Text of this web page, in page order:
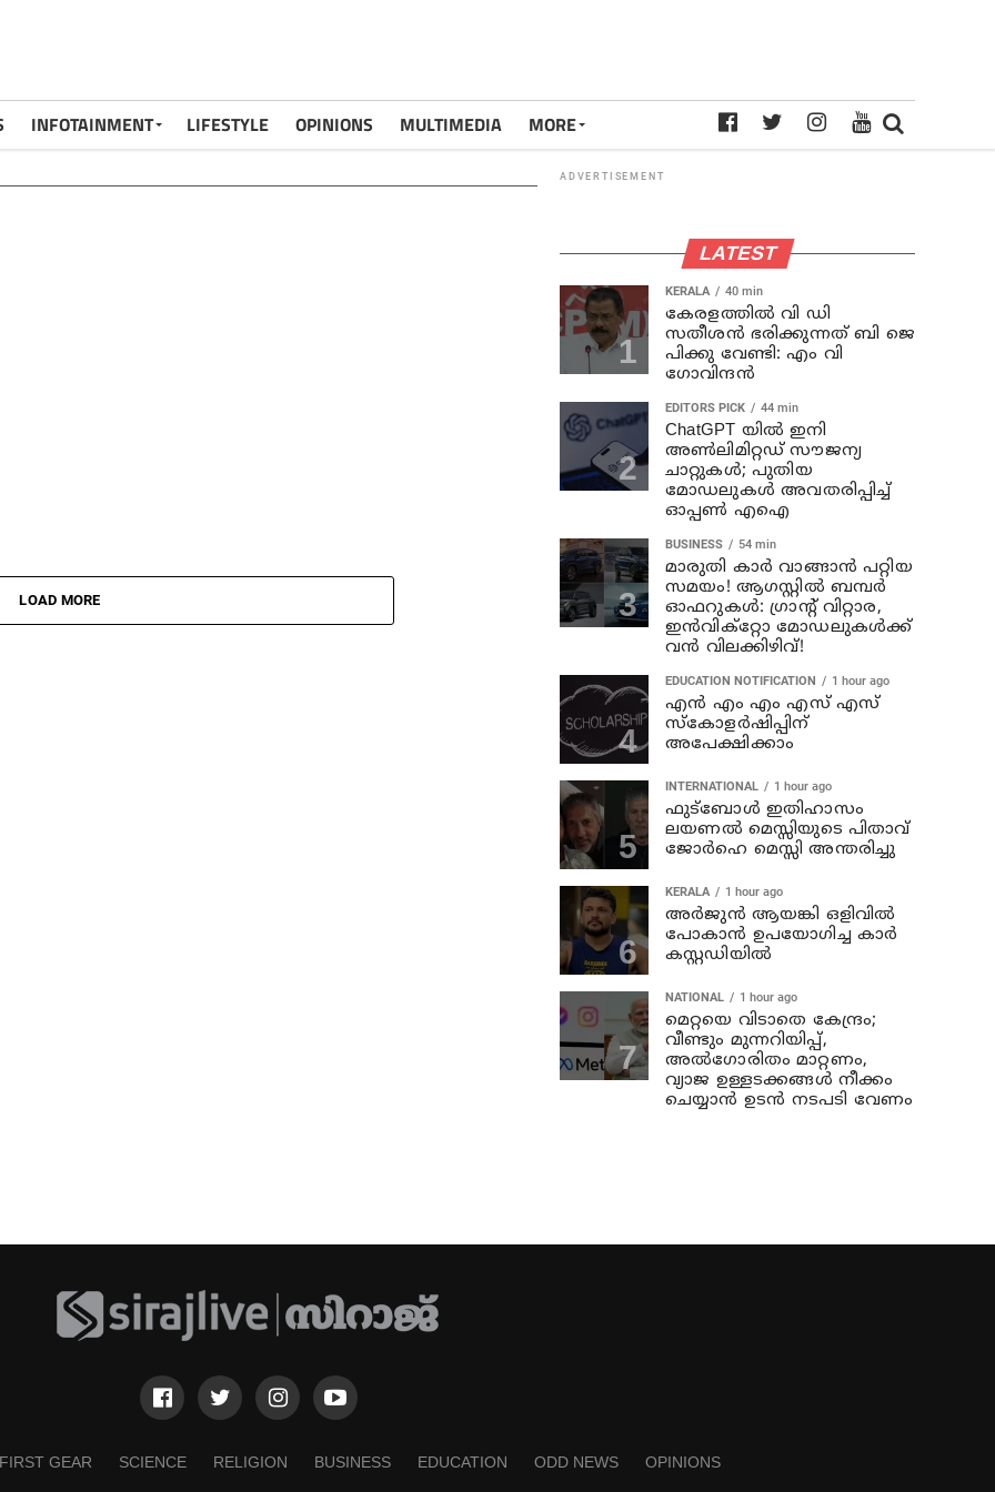
INFOTAINMENT LIFESTYLE OPINIONS MULTIMEDIA MORE
LOAD MORE
ADVERTISEMENT
LATEST
KERALA 40 min
കേരളത്തില്‍ വി ഡി
സതീശന്‍ ഭരിക്കുന്നത് ബി ജെ
പിക്കു വേണ്ടി: എം വി
ഗോവിന്ദന്‍
EDITORS PICK 44 min
ChatGPT യിൽ ഇനി
അൺലിമിറ്റഡ് സൗജന്യ
ചാറ്റുകൾ; പുതിയ
മോഡലുകൾ അവതരിപ്പിച്ച്
ഓപ്പൺ എഐ
BUSINESS 54 min
മാരുതി കാർ വാങ്ങാൻ പറ്റിയ
സമയം! ആഗസ്റ്റിൽ ബമ്പർ
ഓഫറുകൾ: ഗ്രാന്റ് വിറ്റാര,
ഇൻവിക്റ്റോ മോഡലുകൾക്ക്
വൻ വിലക്കിഴിവ്!
EDUCATION NOTIFICATION 1 hour ago
എൻ എം എം എസ് എസ്
സ്കോളർഷിപ്പിന്
അപേക്ഷിക്കാം
INTERNATIONAL 1 hour ago
ഫുട്ബോൾ ഇതിഹാസം
ലയണൽ മെസ്സിയുടെ പിതാവ്
ജോർഹെ മെസ്സി അന്തരിച്ചു
KERALA 1 hour ago
അര്‍ജുന്‍ ആയങ്കി ഒളിവില്‍
പോകാന്‍ ഉപയോഗിച്ച കാര്‍
കസ്റ്റഡിയില്‍
NATIONAL 1 hour ago
മെറ്റയെ വിടാതെ കേന്ദ്രം;
വീണ്ടും മുന്നറിയിപ്പ്,
അൽഗോരിതം മാറ്റണം,
വ്യാജ ഉള്ളടക്കങ്ങൾ നീക്കം
ചെയ്യാൻ ഉടൻ നടപടി വേണം
FIRST GEAR SCIENCE RELIGION BUSINESS EDUCATION ODD NEWS OPINIONS